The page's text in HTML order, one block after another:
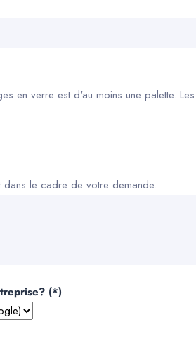
en verre est d'au moins une palette.
dans le cadre de votre demande.
(*)